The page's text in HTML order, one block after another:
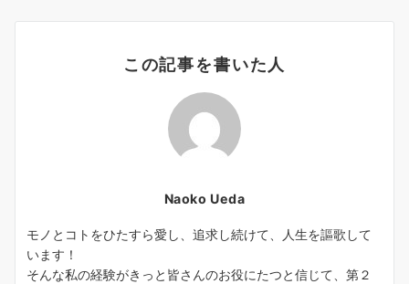
この記事を書いた人
Naoko Ueda
モノとコトをひたすら愛し、追求し続けて、人生を謳歌して
います！
そんな私の経験がきっと皆さんのお役にたつと信じて、第２